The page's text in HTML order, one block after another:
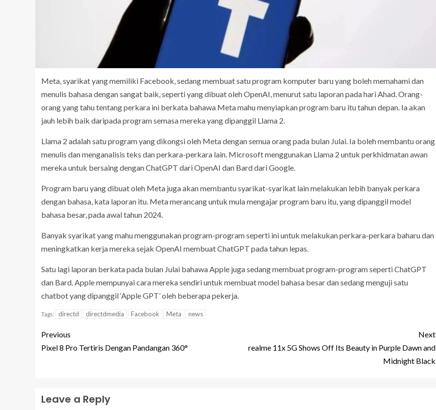
Meta, syarikat yang memiliki Facebook, sedang membuat satu program komputer baru yang boleh memahami dan
menulis bahasa dengan sangat baik, seperti yang dibuat oleh OpenAI, menurut satu laporan pada hari Ahad. Orang-
orang yang tahu tentang perkara ini berkata bahawa Meta mahu menyiapkan program baru itu tahun depan. Ia akan
jauh lebih baik daripada program semasa mereka yang dipanggil Llama 2.
Llama 2 adalah satu program yang dikongsi oleh Meta dengan semua orang pada bulan Julai. Ia boleh membantu orang
menulis dan menganalisis teks dan perkara-perkara lain. Microsoft menggunakan Llama 2 untuk perkhidmatan awan
mereka untuk bersaing dengan ChatGPT dari OpenAI dan Bard dari Google.
Program baru yang dibuat oleh Meta juga akan membantu syarikat-syarikat lain melakukan lebih banyak perkara
dengan bahasa, kata laporan itu. Meta merancang untuk mula mengajar program baru itu, yang dipanggil model
bahasa besar, pada awal tahun 2024.
Banyak syarikat yang mahu menggunakan program-program seperti ini untuk melakukan perkara-perkara baharu dan
meningkatkan kerja mereka sejak OpenAI membuat ChatGPT pada tahun lepas.
Satu lagi laporan berkata pada bulan Julai bahawa Apple juga sedang membuat program-program seperti ChatGPT
dan Bard. Apple mempunyai cara mereka sendiri untuk membuat model bahasa besar dan sedang menguji satu
chatbot yang dipanggil ‘Apple GPT’ oleh beberapa pekerja.
Tags: directd directdmedia Facebook Meta news
Previous
Pixel 8 Pro Tertiris Dengan Pandangan 360°
Next
realme 11x 5G Shows Off Its Beauty in Purple Dawn and
Midnight Black
Leave a Reply